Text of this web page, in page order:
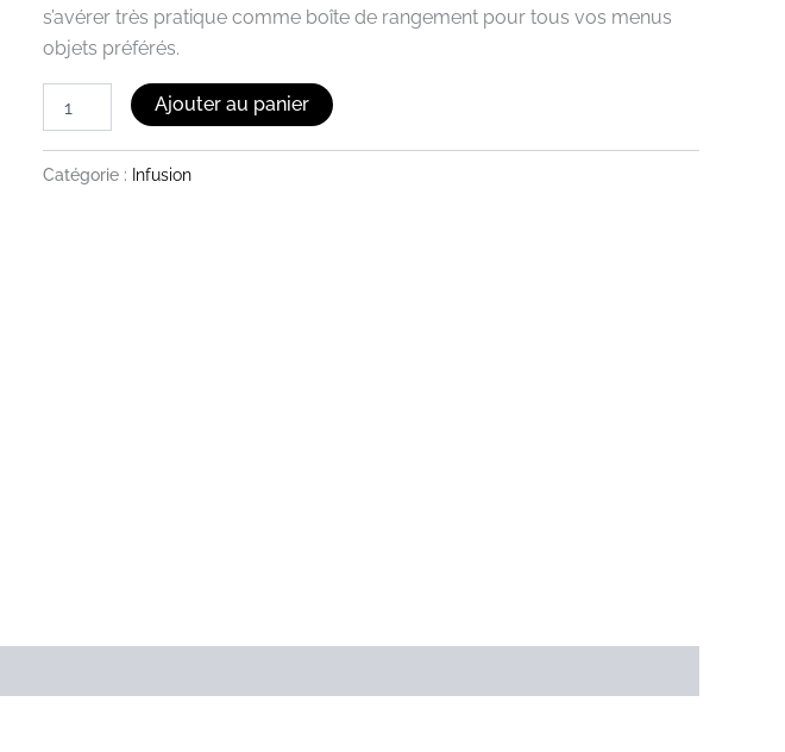
s’avérer très pratique comme boîte de rangement pour tous vos menus
objets préférés.
Ajouter au panier
Catégorie : Infusion